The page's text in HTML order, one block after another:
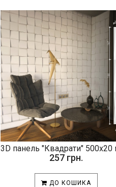
3D панель "Квадрати" 500х20
257 грн.
ДО КОШИКА